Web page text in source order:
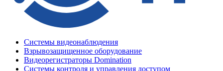
Системы видеонаблюдения
Взрывозащищенное оборудование
Видеорегистраторы Domination
Системы контроля и управления доступом